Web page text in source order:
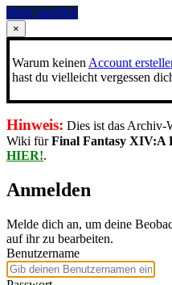
Mehr ansehen
×
Warum keinen Account
hast du vielleicht vergessen
Hinweis: Dies ist das Archiv-
Wiki fürFinal Fantasy XIV:A
HIER!.
Anmelden
Melde dich an, um deine
auf ihr zu bearbeiten.
Benutzername